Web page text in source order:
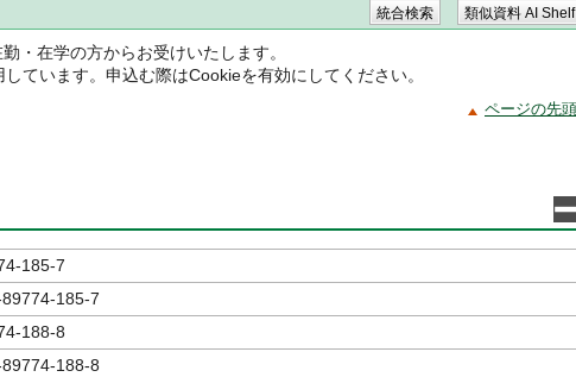
・在学の方からお受けいたします。
ています。申込む際はCookieを有効にしてください。
ページの先
185-7
185-7
188-8
188-8